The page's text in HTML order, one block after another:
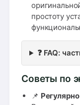
простоту
❓ FAQ:
Советы по
📌